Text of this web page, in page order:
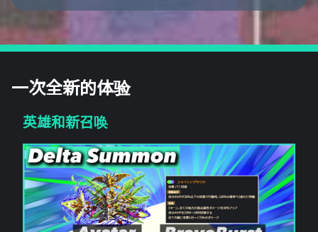
一次全新的体验
英雄和新召唤